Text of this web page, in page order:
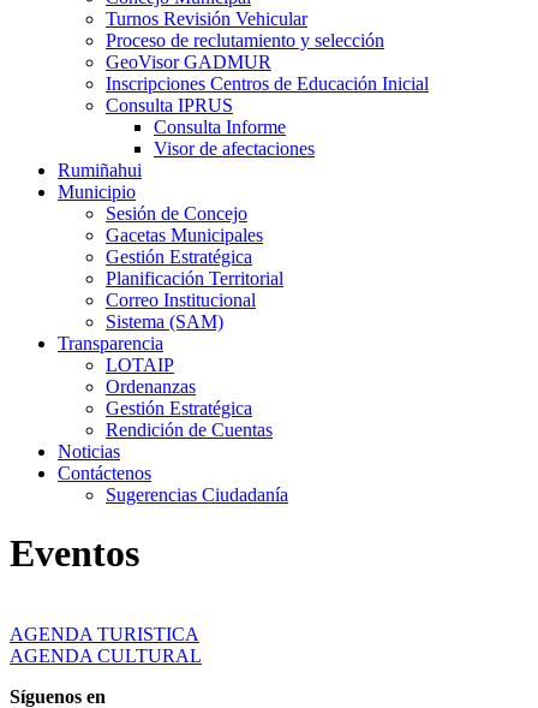
Turnos Revisión Vehicular
Proceso de reclutamiento y selección
GeoVisor GADMUR
Inscripciones Centros de Educación Inicial
Consulta IPRUS
Consulta Informe
Visor de afectaciones
Rumiñahui
Municipio
Sesión de Concejo
Gacetas Municipales
Gestión Estratégica
Planificación Territorial
Correo Institucional
Sistema (SAM)
Transparencia
LOTAIP
Ordenanzas
Gestión Estratégica
Rendición de Cuentas
Noticias
Contáctenos
Sugerencias Ciudadanía
Eventos
AGENDA TURISTICA
AGENDA CULTURAL
Síguenos en